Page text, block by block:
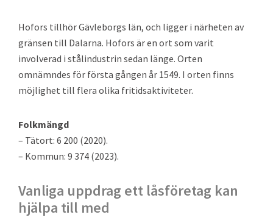
Hofors tillhör Gävleborgs län, och ligger i närheten av
gränsen till Dalarna. Hofors är en ort som varit
involverad i stålindustrin sedan länge. Orten
omnämndes för första gången år 1549. I orten finns
möjlighet till flera olika fritidsaktiviteter.
Folkmängd
– Tätort: 6 200 (2020).
– Kommun: 9 374 (2023).
Vanliga uppdrag ett låsföretag kan
hjälpa till med